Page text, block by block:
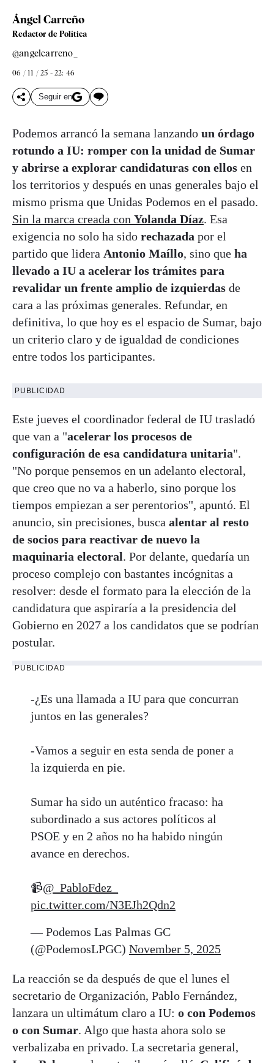
Ángel Carreño
Redactor de Política
@angelcarreno_
06 / 11 / 25 - 22: 46
Seguir en
Podemos arrancó la semana lanzando un órdago
rotundo a IU: romper con la unidad de Sumar
y abrirse a explorar candidaturas con ellos en
los territorios y después en unas generales bajo el
mismo prisma que Unidas Podemos en el pasado.
Sin la marca creada con Yolanda Díaz. Esa
exigencia no solo ha sido rechazada por el
partido que lidera Antonio Maíllo, sino que ha
llevado a IU a acelerar los trámites para
revalidar un frente amplio de izquierdas de
cara a las próximas generales. Refundar, en
definitiva, lo que hoy es el espacio de Sumar, bajo
un criterio claro y de igualdad de condiciones
entre todos los participantes.
PUBLICIDAD
Este jueves el coordinador federal de IU trasladó
que van a "acelerar los procesos de
configuración de esa candidatura unitaria".
"No porque pensemos en un adelanto electoral,
que creo que no va a haberlo, sino porque los
tiempos empiezan a ser perentorios", apuntó. El
anuncio, sin precisiones, busca alentar al resto
de socios para reactivar de nuevo la
maquinaria electoral. Por delante, quedaría un
proceso complejo con bastantes incógnitas a
resolver: desde el formato para la elección de la
candidatura que aspiraría a la presidencia del
Gobierno en 2027 a los candidatos que se podrían
postular.
PUBLICIDAD
-¿Es una llamada a IU para que concurran
juntos en las generales?
-Vamos a seguir en esta senda de poner a
la izquierda en pie.
Sumar ha sido un auténtico fracaso: ha
subordinado a sus actores políticos al
PSOE y en 2 años no ha habido ningún
avance en derechos.
📹@_PabloFdez_
pic.twitter.com/N3EJh2Qdn2
— Podemos Las Palmas GC
(@PodemosLPGC) November 5, 2025
La reacción se da después de que el lunes el
secretario de Organización, Pablo Fernández,
lanzara un ultimátum claro a IU: o con Podemos
o con Sumar. Algo que hasta ahora solo se
verbalizaba en privado. La secretaria general,